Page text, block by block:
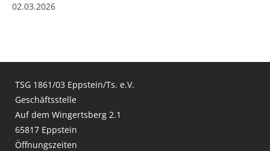
02.03.2026
TSG 1861/03 Eppstein/Ts. e.V.
Geschäftsstelle
Auf dem Wingertsberg 2.1
65817 Eppstein
Öffnungszeiten